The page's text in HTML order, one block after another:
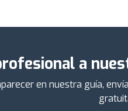
a
en nuestra guía,